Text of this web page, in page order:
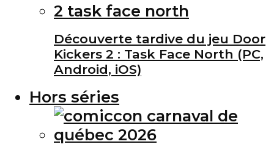
Découverte tardive du jeu Door
Kickers 2 : Task Face North (PC,
Android, iOS)
Hors séries